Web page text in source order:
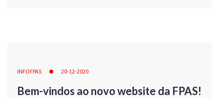
INFOFPAS 20-12-2020
Bem-vindos ao novo website da FPAS!